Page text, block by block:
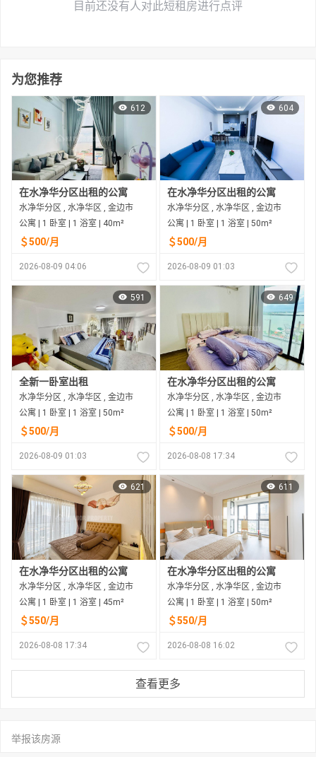
目前还没有人对此短租房进行点评
为您推荐
612
在水净华分区出租的公寓
水净华分区 , 水净华区 , 金边市
公寓 | 1 卧室 | 1 浴室 | 40m²
＄500/月
2026-08-09 04:06
604
在水净华分区出租的公寓
水净华分区 , 水净华区 , 金边市
公寓 | 1 卧室 | 1 浴室 | 50m²
＄500/月
2026-08-09 01:03
591
全新一卧室出租
水净华分区 , 水净华区 , 金边市
公寓 | 1 卧室 | 1 浴室 | 50m²
＄500/月
2026-08-09 01:03
649
在水净华分区出租的公寓
水净华分区 , 水净华区 , 金边市
公寓 | 1 卧室 | 1 浴室 | 50m²
＄500/月
2026-08-08 17:34
621
在水净华分区出租的公寓
水净华分区 , 水净华区 , 金边市
公寓 | 1 卧室 | 1 浴室 | 45m²
＄550/月
2026-08-08 17:34
611
在水净华分区出租的公寓
水净华分区 , 水净华区 , 金边市
公寓 | 1 卧室 | 1 浴室 | 50m²
＄550/月
2026-08-08 16:02
查看更多
举报该房源